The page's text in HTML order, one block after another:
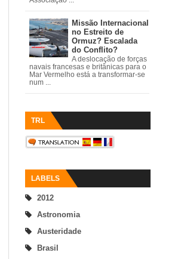
Missão Internacional
no Estreito de
Ormuz? Escalada
do Conflito?
A deslocação de forças
navais francesas e britânicas para o
Mar Vermelho está a transformar-se
num ...
TRL
LABELS
2012
Astronomia
Austeridade
Brasil